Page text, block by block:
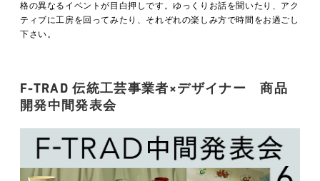
格の異なるイベントが目白押しです。ゆっくりお話を聞いたり、アク
ティブに工房を回ってみたり、それぞれの楽しみ方で時間をお過ごし
下さい。
F-TRAD 伝統工芸事業者×デザイナー 商品
開発中間発表会